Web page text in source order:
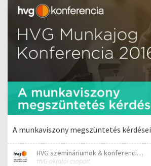
A munkaviszony megszüntetés kérdései
HVG szemináriumok & konferenciák
HVG oktatói csoport